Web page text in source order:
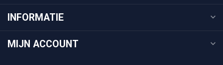
INFORMATIE
MIJN ACCOUNT